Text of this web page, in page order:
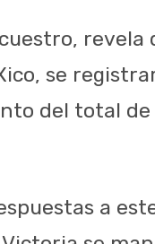
se
del total
a